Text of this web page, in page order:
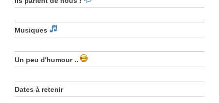
Musiques
Un peu d'humour ..
Dates à retenir